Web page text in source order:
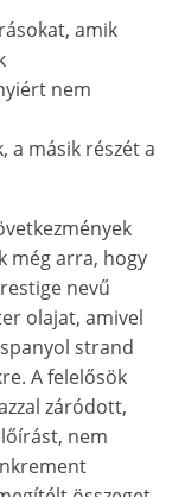
amik
nem
a másik részét a
még arra, hogy
nevű
olajat, amivel
strand
A felelősök
záródott,
nem